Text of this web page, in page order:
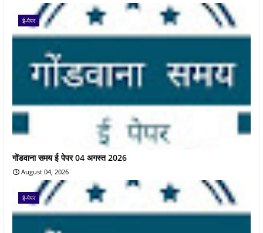
ई-पेपर
गोंडवाना समय ई पेपर 04 अगस्त 2026
August 04, 2026
ई-पेपर